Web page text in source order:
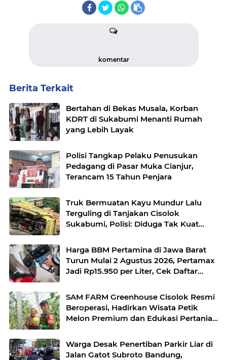
komentar
Berita Terkait
Bertahan di Bekas Musala, Korban
KDRT di Sukabumi Menanti Rumah
yang Lebih Layak
Polisi Tangkap Pelaku Penusukan
Pedagang di Pasar Muka Cianjur,
Terancam 15 Tahun Penjara
Truk Bermuatan Kayu Mundur Lalu
Terguling di Tanjakan Cisolok
Sukabumi, Polisi: Diduga Tak Kuat
Harga BBM Pertamina di Jawa Barat
Turun Mulai 2 Agustus 2026, Pertamax
Jadi Rp15.950 per Liter, Cek Daftar
SAM FARM Greenhouse Cisolok Resmi
Beroperasi, Hadirkan Wisata Petik
Melon Premium dan Edukasi Pertanian
Warga Desak Penertiban Parkir Liar di
Jalan Gatot Subroto Bandung,